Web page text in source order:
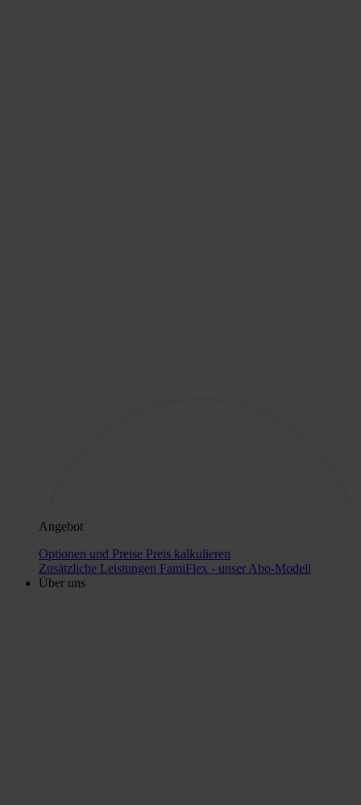
Angebot
Optionen und Preise Preis kalkulieren
Zusätzliche Leistungen FamiFlex - unser Abo-Modell
Über uns